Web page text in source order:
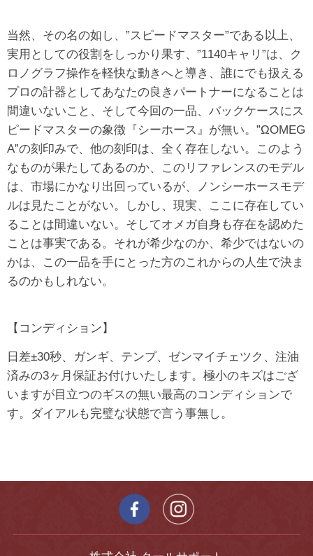
当然、その名の如し、”スピードマスター”である以上、
実用としての役割をしっかり果す、”1140キャリ”は、ク
ロノグラフ操作を軽快な動きへと導き、誰にでも扱える
プロの計器としてあなたの良きパートナーになることは
間違いないこと、そして今回の一品、バックケースにス
ピードマスターの象徴『シーホース』が無い。”ΩOMEG
A”の刻印みで、他の刻印は、全く存在しない。このよう
なものが果たしてあるのか、このリファレンスのモデル
は、市場にかなり出回っているが、ノンシーホースモデ
ルは見たことがない。しかし、現実、ここに存在してい
ることは間違いない。そしてオメガ自身も存在を認めた
ことは事実である。それが希少なのか、希少ではないの
かは、この一品を手にとった方のこれからの人生で決ま
るのかもしれない。
【コンディション】
日差±30秒、ガンギ、テンプ、ゼンマイチェツク、注油
済みの3ヶ月保証お付けいたします。極小のキズはござ
いますが目立つのギスの無い最高のコンディションで
す。ダイアルも完璧な状態で言う事無し。